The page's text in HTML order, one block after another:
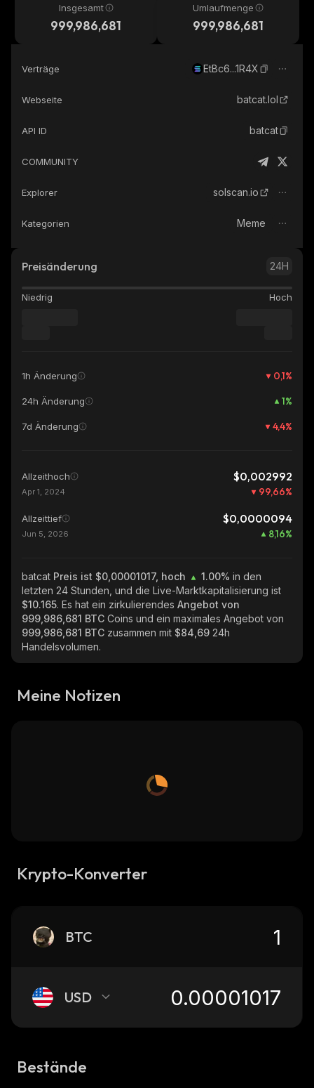
Insgesamt
999,986,681
Umlaufmenge
999,986,681
Verträge EtBc6...1R4X
Webseite batcat.lol
API ID batcat
COMMUNITY
Explorer solscan.io
Kategorien Meme
Preisänderung 24H
Niedrig Hoch
1h Änderung 0,1%
24h Änderung 1%
7d Änderung 4,4%
Allzeithoch $0,002992
Apr 1, 2024 99,66%
Allzeittief $0,0000094
Jun 5, 2026 8,16%
batcat Preis ist $0,00001017, hoch 1.00% in den
letzten 24 Stunden, und die Live-Marktkapitalisierung ist
$10.165. Es hat ein zirkulierendes Angebot von
999,986,681 BTC Coins und ein maximales Angebot von
999,986,681 BTC zusammen mit $84,69 24h
Handelsvolumen.
Meine Notizen
Krypto-Konverter
BTC
USD
Bestände